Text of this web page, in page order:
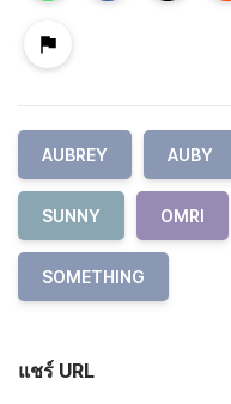
AUBREY AUBY
SUNNY OMRI
SOMETHING
แชร์ URL